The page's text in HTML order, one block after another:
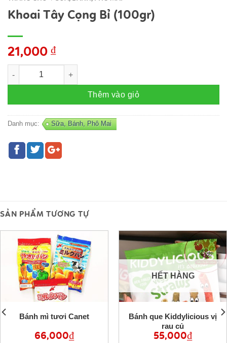
Khoai Tây Cọng Bỉ (100gr)
21,000 ₫
Khoai Tây Cọng Bỉ (100gr) số lượng
Thêm vào giỏ
Danh mục: Sữa, Bánh, Phô Mai
SẢN PHẨM TƯƠNG TỰ
Bánh mì tươi Canet
66,000₫
HẾT HÀNG
Bánh que Kiddylicious vị
rau củ
55,000₫